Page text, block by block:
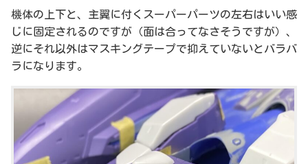
機体の上下と、主翼に付くスーパーパーツの左右はいい感
じに固定されるのですが（面は合ってなさそうですが）、
逆にそれ以外はマスキングテープで抑えていないとバラバ
ラになります。